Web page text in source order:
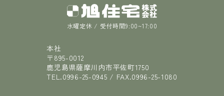
水曜定休 / 受付時間9:00~17:00
本社
〒895-0012
鹿児島県薩摩川内市平佐町1750
TEL.0996-25-0945 / FAX.0996-25-1080